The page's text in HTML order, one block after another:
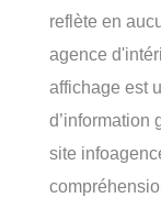
reflète en
agence
affichage est
d’information
site